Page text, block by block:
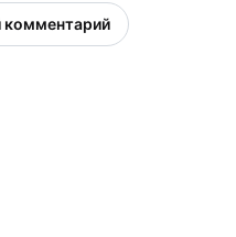
комментарий